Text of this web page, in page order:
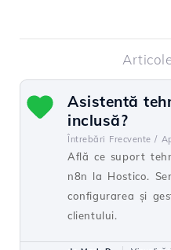
Asistentă
inclusă?
Întrebări Frecvente /
Află ce suport
n8n la Hostico.
configurarea și
clientului.